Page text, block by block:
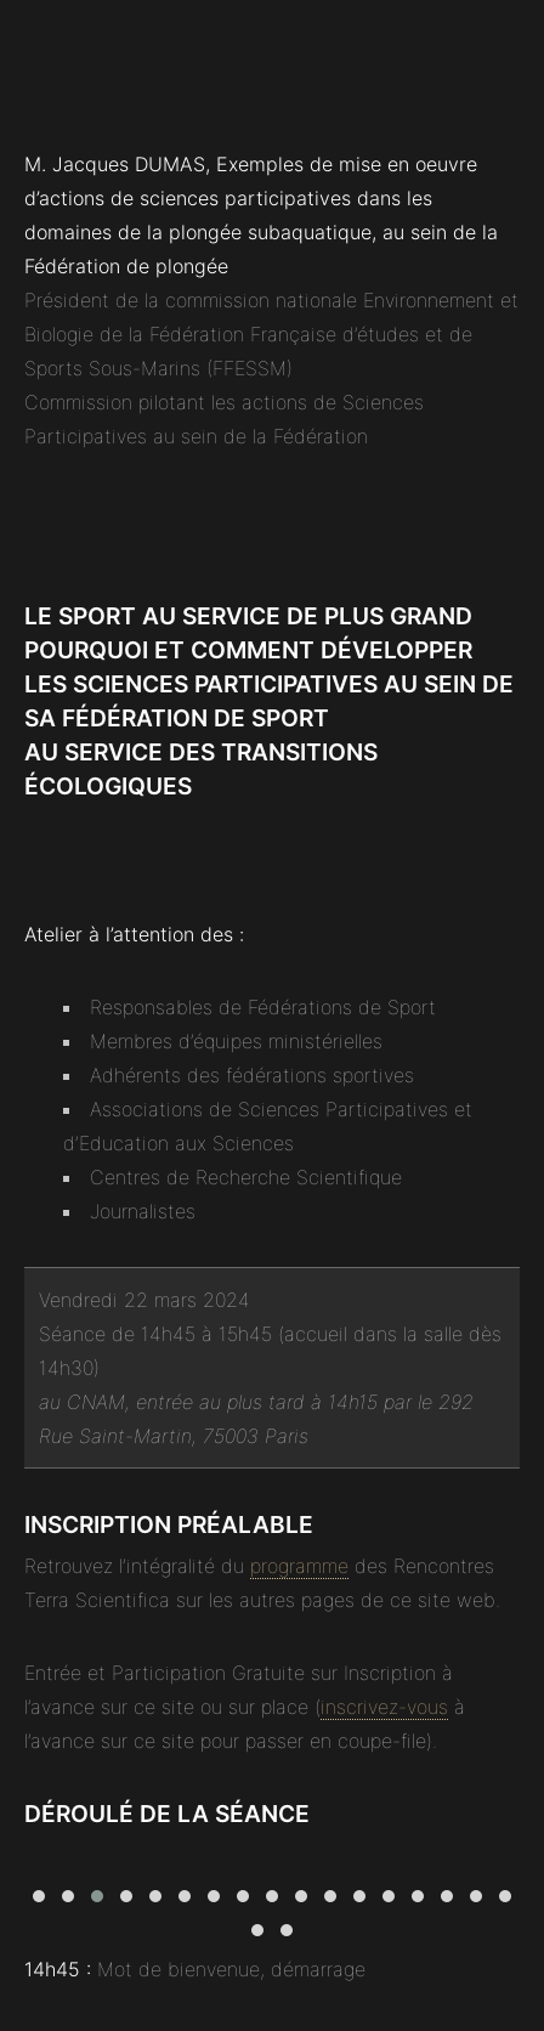
M. Jacques DUMAS, Exemples de mise en oeuvre
d’actions de sciences participatives dans les
domaines de la plongée subaquatique, au sein de la
Fédération de plongée
Président de la commission nationale Environnement et
Biologie de la Fédération Française d’études et de
Sports Sous-Marins (FFESSM)
Commission pilotant les actions de Sciences
Participatives au sein de la Fédération
LE SPORT AU SERVICE DE PLUS GRAND
POURQUOI ET COMMENT DÉVELOPPER
LES SCIENCES PARTICIPATIVES AU SEIN DE
SA FÉDÉRATION DE SPORT
AU SERVICE DES TRANSITIONS
ÉCOLOGIQUES
Atelier à l’attention des :
Responsables de Fédérations de Sport
Membres d’équipes ministérielles
Adhérents des fédérations sportives
Associations de Sciences Participatives et
d’Education aux Sciences
Centres de Recherche Scientifique
Journalistes
Vendredi 22 mars 2024
Séance de 14h45 à 15h45 (accueil dans la salle dès
14h30)
au CNAM, entrée au plus tard à 14h15 par le 292
Rue Saint-Martin, 75003 Paris
INSCRIPTION PRÉALABLE
Retrouvez l’intégralité du programme des Rencontres
Terra Scientifica sur les autres pages de ce site web.
Entrée et Participation Gratuite sur Inscription à
l’avance sur ce site ou sur place (inscrivez-vous à
l’avance sur ce site pour passer en coupe-file).
DÉROULÉ DE LA SÉANCE
14h45 : Mot de bienvenue, démarrage